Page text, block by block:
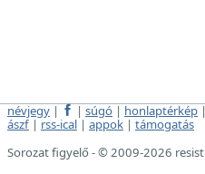
névjegy | | súgó | honlaptérkép |
ászf | rss-ical | appok | támogatás
Sorozat figyelő - © 2009-2026 resist